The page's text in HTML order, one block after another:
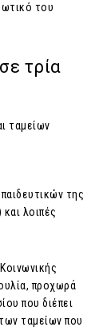
του
τρία
ταμείων
της
λοιπές
προχωρά
που διέπει
ταμείων που